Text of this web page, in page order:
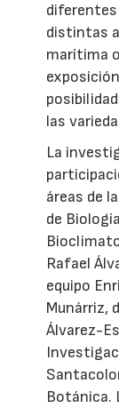
distintas
marítima
las
La
áreas de
de
Rafael
equipo
Munárriz,
Álvarez-
Botánica.